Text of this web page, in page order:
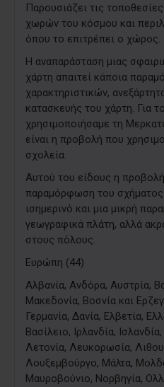
Παρουσιάζει τις
χωρών του κόσμου και
όπου το επιτρέπει ο χώρος.
Η αναπαράσταση μιας
χάρτη απαιτεί κάποια
χαρακτηριστικών,
κατασκευής του χάρτη. Για
χρησιμοποιήσαμε τη
είναι η προβολή που
σχολεία.
Αυτού του είδους η
παραμόρφωση του
ισημερινό και μια μικρή
γεωγραφικά πλάτη, αλλά
στους πόλους.
​Ευρώπη (44)
​Αλβανία, Ανδόρα, Αυστρία,
Μακεδονία, Βοσνία και
Γερμανία, Δανία, Ελβετία,
Βασίλειο, Ιρλανδία,
Λετονία, Λευκορωσία,
Λουξεμβούργο, Μάλτα,
Μαυροβούνιο, Νορβηγία,